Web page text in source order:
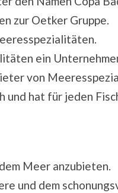
zur Oetker Gruppe.
ein
von
und hat für jeden
Meer anzubieten.
und dem